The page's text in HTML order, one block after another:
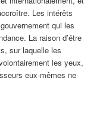
Les intérêts
qui les
La raison d’être
sur laquelle les
les yeux,
eux-mêmes ne